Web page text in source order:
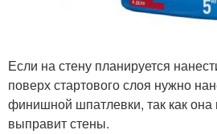
Если на стену планируется
поверх стартового слоя нужно
финишной шпатлевки, так как
выправит стены.